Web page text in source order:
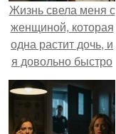
Жизнь свела меня с
женщиной, которая
одна растит дочь, и
я довольно быстро
привязался к ним
обеим.